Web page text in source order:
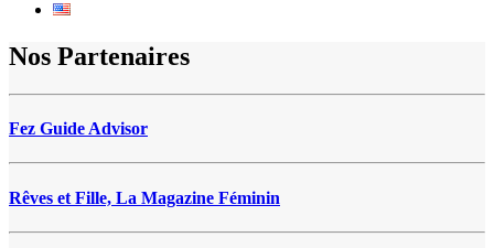
Nos Partenaires
Fez Guide Advisor
Rêves et Fille, La Magazine Féminin